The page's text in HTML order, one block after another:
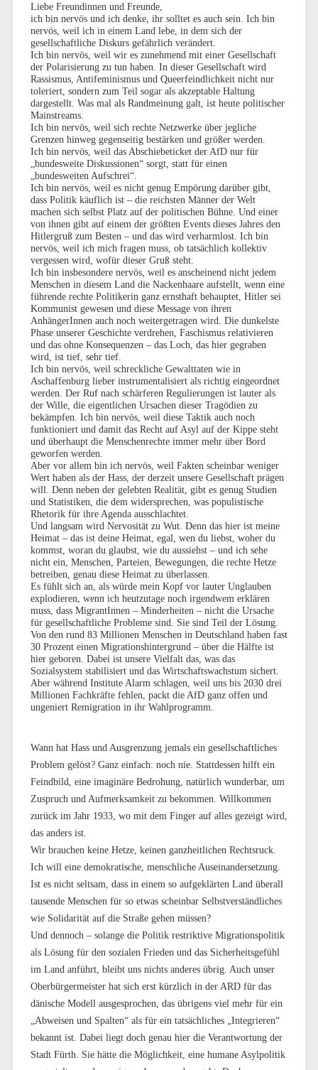
Liebe Freundinnen und Freunde,
ich bin nervös und ich denke, ihr solltet es auch sein. Ich bin
nervös, weil ich in einem Land lebe, in dem sich der
gesellschaftliche Diskurs gefährlich verändert.
Ich bin nervös, weil wir es zunehmend mit einer Gesellschaft
der Polarisierung zu tun haben. In dieser Gesellschaft wird
Rassismus, Antifeminismus und Queerfeindlichkeit nicht nur
toleriert, sondern zum Teil sogar als akzeptable Haltung
dargestellt. Was mal als Randmeinung galt, ist heute politischer
Mainstreams.
Ich bin nervös, weil sich rechte Netzwerke über jegliche
Grenzen hinweg gegenseitig bestärken und größer werden.
Ich bin nervös, weil das Abschiebeticket der AfD nur für
„bundesweite Diskussionen“ sorgt, statt für einen
„bundesweiten Aufschrei“.
Ich bin nervös, weil es nicht genug Empörung darüber gibt,
dass Politik käuflich ist – die reichsten Männer der Welt
machen sich selbst Platz auf der politischen Bühne. Und einer
von ihnen gibt auf einem der größten Events dieses Jahres den
Hitlergruß zum Besten – und das wird verharmlost. Ich bin
nervös, weil ich mich fragen muss, ob tatsächlich kollektiv
vergessen wird, wofür dieser Gruß steht.
Ich bin insbesondere nervös, weil es anscheinend nicht jedem
Menschen in diesem Land die Nackenhaare aufstellt, wenn eine
führende rechte Politikerin ganz ernsthaft behauptet, Hitler sei
Kommunist gewesen und diese Message von ihren
AnhängerInnen auch noch weitergetragen wird. Die dunkelste
Phase unserer Geschichte verdrehen, Faschismus relativieren
und das ohne Konsequenzen – das Loch, das hier gegraben
wird, ist tief, sehr tief.
Ich bin nervös, weil schreckliche Gewalttaten wie in
Aschaffenburg lieber instrumentalisiert als richtig eingeordnet
werden. Der Ruf nach schärferen Regulierungen ist lauter als
der Wille, die eigentlichen Ursachen dieser Tragödien zu
bekämpfen. Ich bin nervös, weil diese Taktik auch noch
funktioniert und damit das Recht auf Asyl auf der Kippe steht
und überhaupt die Menschenrechte immer mehr über Bord
geworfen werden.
Aber vor allem bin ich nervös, weil Fakten scheinbar weniger
Wert haben als der Hass, der derzeit unsere Gesellschaft prägen
will. Denn neben der gelebten Realität, gibt es genug Studien
und Statistiken, die dem widersprechen, was populistische
Rhetorik für ihre Agenda ausschlachtet.
Und langsam wird Nervosität zu Wut. Denn das hier ist meine
Heimat – das ist deine Heimat, egal, wen du liebst, woher du
kommst, woran du glaubst, wie du aussiehst – und ich sehe
nicht ein, Menschen, Parteien, Bewegungen, die rechte Hetze
betreiben, genau diese Heimat zu überlassen.
Es fühlt sich an, als würde mein Kopf vor lauter Unglauben
explodieren, wenn ich heutzutage noch irgendwem erklären
muss, dass MigrantInnen – Minderheiten – nicht die Ursache
für gesellschaftliche Probleme sind. Sie sind Teil der Lösung.
Von den rund 83 Millionen Menschen in Deutschland haben fast
30 Prozent einen Migrationshintergrund – über die Hälfte ist
hier geboren. Dabei ist unsere Vielfalt das, was das
Sozialsystem stabilisiert und das Wirtschaftswachstum sichert.
Aber während Institute Alarm schlagen, weil uns bis 2030 drei
Millionen Fachkräfte fehlen, packt die AfD ganz offen und
ungeniert Remigration in ihr Wahlprogramm.
Wann hat Hass und Ausgrenzung jemals ein gesellschaftliches
Problem gelöst? Ganz einfach: noch nie. Stattdessen hilft ein
Feindbild, eine imaginäre Bedrohung, natürlich wunderbar, um
Zuspruch und Aufmerksamkeit zu bekommen. Willkommen
zurück im Jahr 1933, wo mit dem Finger auf alles gezeigt wird,
das anders ist.
Wir brauchen keine Hetze, keinen ganzheitlichen Rechtsruck.
Ich will eine demokratische, menschliche Auseinandersetzung.
Ist es nicht seltsam, dass in einem so aufgeklärten Land überall
tausende Menschen für so etwas scheinbar Selbstverständliches
wie Solidarität auf die Straße gehen müssen?
Und dennoch – solange die Politik restriktive Migrationspolitik
als Lösung für den sozialen Frieden und das Sicherheitsgefühl
im Land anführt, bleibt uns nichts anderes übrig. Auch unser
Oberbürgermeister hat sich erst kürzlich in der ARD für das
dänische Modell ausgesprochen, das übrigens viel mehr für ein
„Abweisen und Spalten“ als für ein tatsächliches „Integrieren“
bekannt ist. Dabei liegt doch genau hier die Verantwortung der
Stadt Fürth. Sie hätte die Möglichkeit, eine humane Asylpolitik